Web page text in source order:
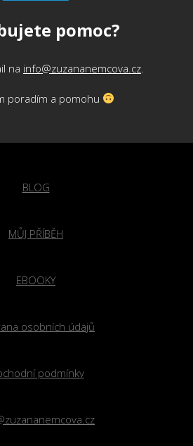
pomoc?
na info@zuzananemcova.cz
poradím a pomohu
BLOG
MŮJ PŘÍBĚH
EBOOKY
osobních údajů
podmínky